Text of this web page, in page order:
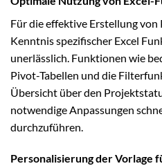
Für die effektive Erstellung
Kenntnis spezifischer Excel
unerlässlich. Funktionen wie
Pivot-Tabellen und die
Übersicht über den
notwendige Anpassungen
durchzuführen.
Personalisierung der Vorlage